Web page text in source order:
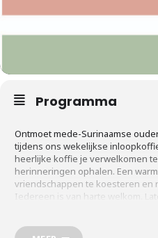
Programma
Ontmoet mede-Surinaamse
tijdens ons wekelijkse
heerlijke koffie je verwelkomen
herinneringen ophalen. Een
vriendschappen te koesteren en
Iedereen is van harte welkom.